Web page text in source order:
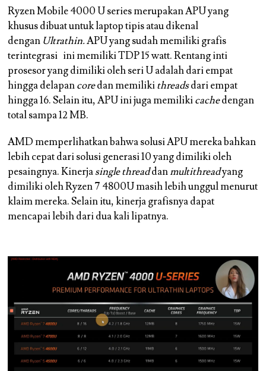
Ryzen Mobile 4000 U series merupakan APU yang
khusus dibuat untuk laptop tipis atau dikenal
dengan Ultrathin.APU yang sudah memiliki grafis
terintegrasi ini memiliki TDP 15 watt. Rentang inti
prosesor yang dimiliki oleh seri U adalah dari empat
hingga delapancoredan memilikithreadsdari empat
hingga 16. Selain itu, APU ini juga memilikicachedengan
total sampa 12 MB.
AMD memperlihatkan bahwa solusi APU mereka bahkan
lebih cepat dari solusi generasi 10 yang dimiliki oleh
pesaingnya. Kinerjasingle threaddanmultithreadyang
dimiliki oleh Ryzen 7 4800U masih lebih unggul menurut
klaim mereka. Selain itu, kinerja grafisnya dapat
mencapai lebih dari dua kali lipatnya.